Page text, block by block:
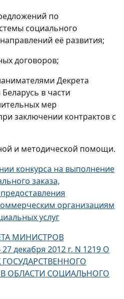
по
социального
её развития;
договоров;
Декрета
в части
мер
заключении контрактов с
и методической помощи.
конкурса на выполнение
заказа,
организациям
услуг
МИНИСТРОВ
декабря 2012 г. N 1219 О
ОБЛАСТИ СОЦИАЛЬНОГО